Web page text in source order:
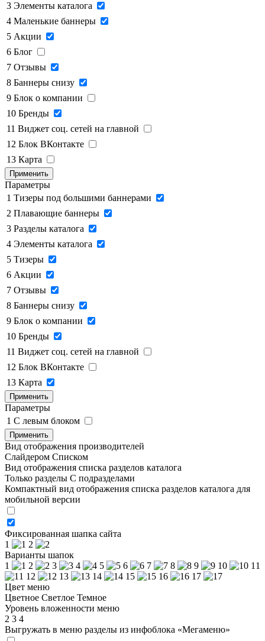
3 Элементы каталога
4 Маленькие баннеры
5 Акции
6 Блог
7 Отзывы
8 Баннеры снизу
9 Блок о компании
10 Бренды
11 Виджет соц. сетей на главной
12 Блок ВКонтакте
13 Карта
Применить
Параметры
1 Тизеры под большими баннерами
2 Плавающие баннеры
3 Разделы каталога
4 Элементы каталога
5 Тизеры
6 Акции
7 Отзывы
8 Баннеры снизу
9 Блок о компании
10 Бренды
11 Виджет соц. сетей на главной
12 Блок ВКонтакте
13 Карта
Применить
Параметры
1 C левым блоком
Применить
Вид отображения производителей
Слайдером Списком
Вид отображения списка разделов каталога
Только разделы С подразделами
Компактный вид отображения списка разделов каталога для
мобильной версии
Фиксированная шапка сайта
1
2
Варианты шапок
1
2 3 4 5 6 7 8 9 10
11
12
13 14 15 16
17
Цвет меню
Цветное Светлое Темное
Уровень вложенности меню
2 3 4
Выгружать в меню разделы из инфоблока «Мегаменю»